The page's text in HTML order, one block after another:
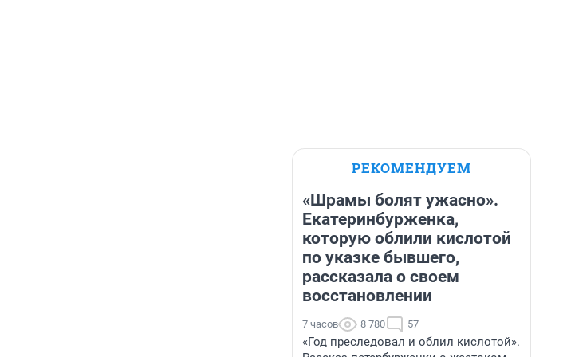
РЕКОМЕНДУЕМ
«Шрамы болят ужасно».
Екатеринбурженка,
которую облили кислотой
по указке бывшего,
рассказала о своем
восстановлении
7 часов 8 780 57
«Год преследовал и облил кислотой».